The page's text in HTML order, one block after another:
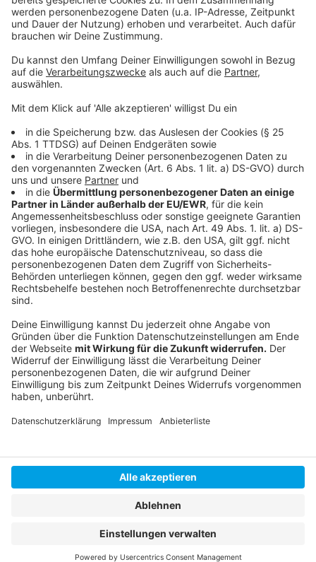
gibt Flohmärkte, Kinderprogramm. Im Zooviertel am
Schillerplatz gibt es eine DJ-Session mit AD-
Moderator Arne Klüh alsarnelegtauf
Anzeige
Anzeige
Das Programm des Büdchentags
So haben wir über die Ankündigung des Büdchentags
berichtet
Zoll kontrolliert Büdchen
Weitere Ausgehtipps
Anzeige